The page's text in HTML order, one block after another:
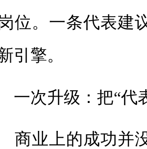
位。一条代表建
引擎。
次升级：把“代
业上的成功并没